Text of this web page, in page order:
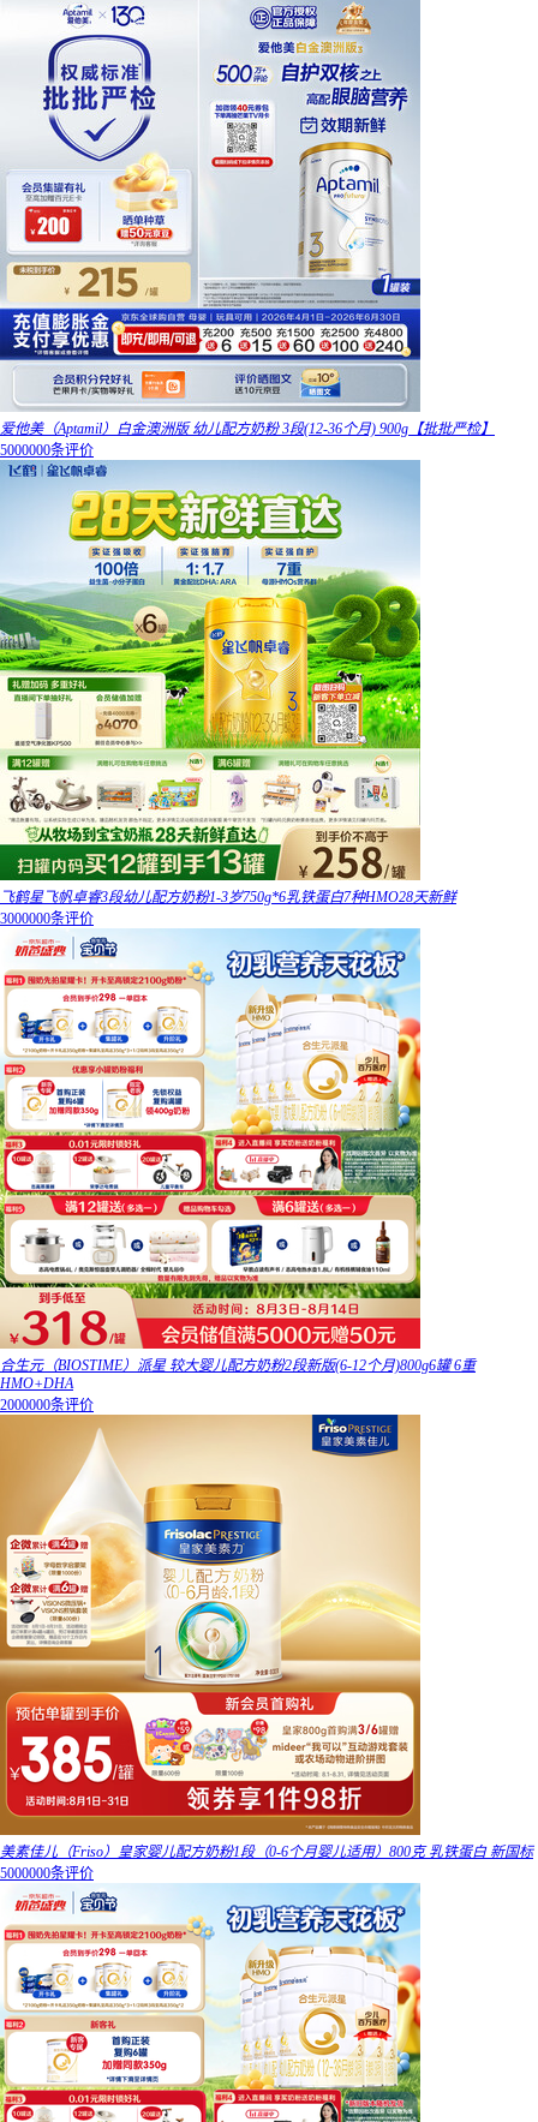
爱他美（Aptamil）白金澳洲版 幼儿配方奶粉 3段(12-36个月) 900g【批批严检】
5000000条评价
飞鹤星飞帆卓睿3段幼儿配方奶粉1-3岁750g*6乳铁蛋白7种HMO28天新鲜
3000000条评价
合生元（BIOSTIME）派星 较大婴儿配方奶粉2段新版(6-12个月)800g6罐 6重
HMO+DHA
2000000条评价
美素佳儿（Friso）皇家婴儿配方奶粉1段（0-6个月婴儿适用）800克 乳铁蛋白 新国标
5000000条评价